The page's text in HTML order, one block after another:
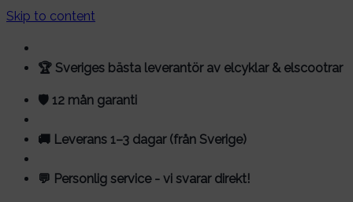
Skip to content
🏆 Sveriges bästa leverantör av elcyklar & elscootrar
🛡️ 12 mån garanti
🚚 Leverans 1–3 dagar (från Sverige)
💬 Personlig service - vi svarar direkt!